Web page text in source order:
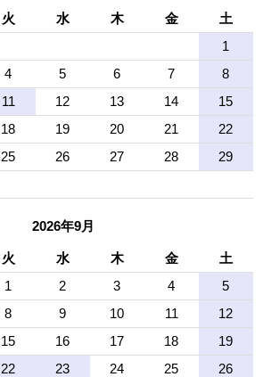
火 水 木 金
土
1
4 5 6 7
8
11 12 13 14
15
18 19 20 21
22
25 26 27 28
29
2026年9月
火 水 木 金
土
1
2 3 4
5
8 9 10 11
12
15 16 17 18
19
22 23 24 25
26